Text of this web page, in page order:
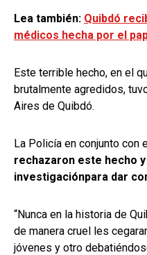
Lea también: Quibdó
médicos hecha por el
Este terrible hecho, en el
brutalmente agredidos,
Aires de Quibdó.
La Policía en conjunto con
rechazaron este hecho
investigaciónpara dar
“Nunca en la historia de
de manera cruel les
jóvenes y otro